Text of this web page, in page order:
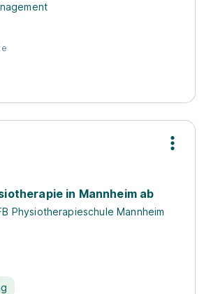
in Mannheim ab
Physiotherapieschule Mannheim